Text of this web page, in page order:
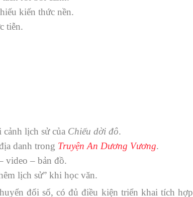
kiến thức nền.
tiễn.
lịch sử của Chiếu dời đô.
danh trong Truyện An Dương Vương.
video – bản đồ.
lịch sử” khi học văn.
đổi số, có đủ điều kiện triển khai tích hợp